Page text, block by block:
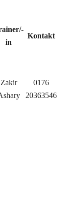
in
Kontakt
Zakir
0176
20363546